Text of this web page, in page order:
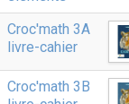
Croc'math 3A
livre-cahier
Croc'math 3B